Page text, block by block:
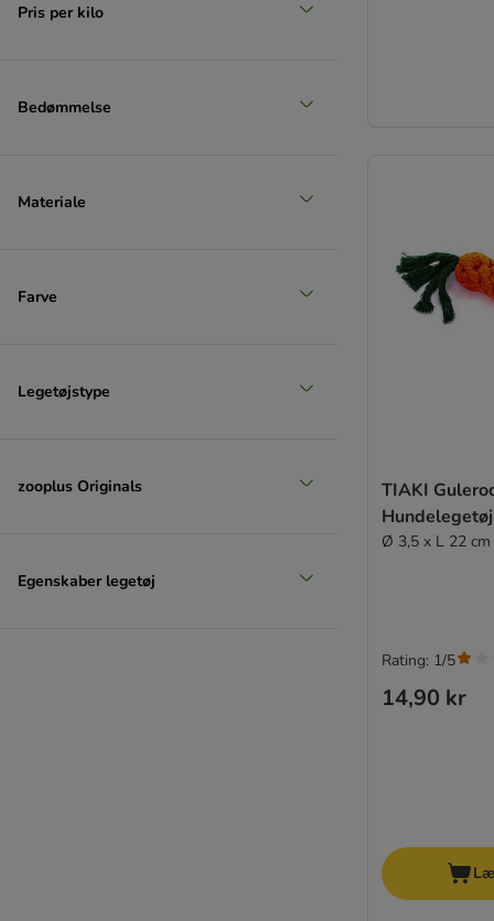
Pris per kilo
Bedømmelse
Materiale
Farve
Legetøjstype
zooplus Originals
Egenskaber legetøj
TIAKI
Hundelegetøj
Ø 3,5 x L 22 cm
14,90 kr
Rating: 1/5